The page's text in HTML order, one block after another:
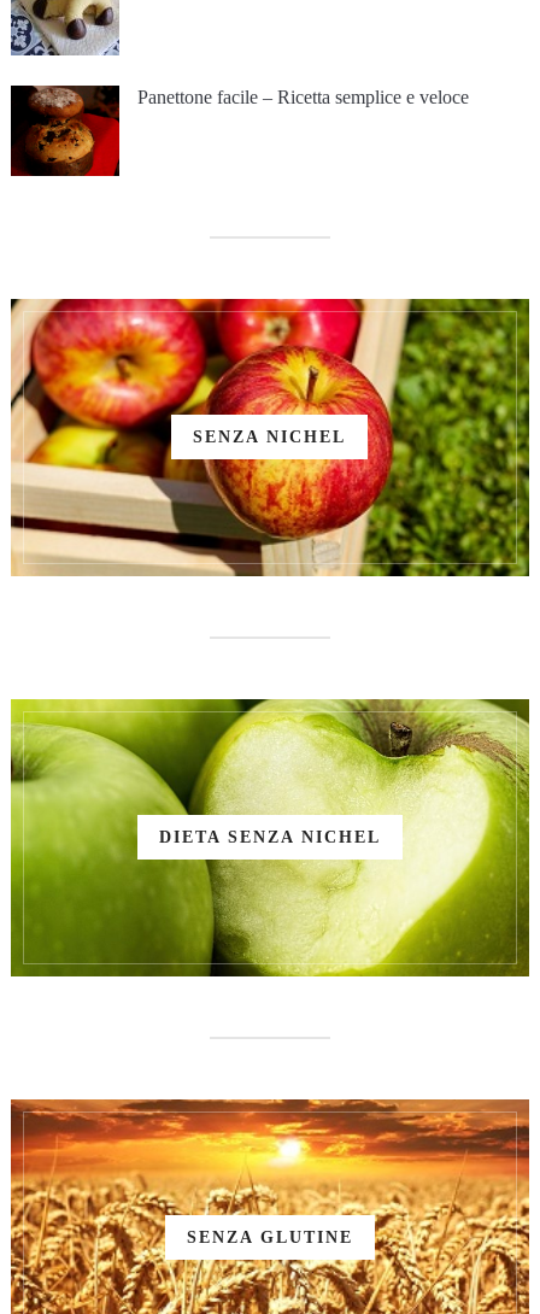
Panettone facile – Ricetta semplice e veloce
SENZA NICHEL
DIETA SENZA NICHEL
SENZA GLUTINE